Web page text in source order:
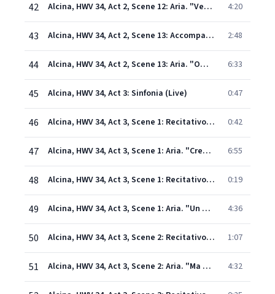
42 Alcina, HWV 34, Act 2, Scene 12: Aria. "Verdi prati, selve amene" (Ruggiero) 4:20
43 Alcina, HWV 34, Act 2, Scene 13: Accompagnato. "Ah! Ruggiero crudel" (Alcina) 2:48
44 Alcina, HWV 34, Act 2, Scene 13: Aria. "Ombre pallide" (Alcina) 6:33
45 Alcina, HWV 34, Act 3: Sinfonia (Live) 0:47
46 Alcina, HWV 34, Act 3, Scene 1: Recitativo. "Voglio amar e disamar" (Oronte, Morgana) 0:42
47 Alcina, HWV 34, Act 3, Scene 1: Aria. "Credete al mio dolore" (Morgana) 6:55
48 Alcina, HWV 34, Act 3, Scene 1: Recitativo. "M'inganna, me n'avveggo" (Oronte) 0:19
49 Alcina, HWV 34, Act 3, Scene 1: Aria. "Un momento di contento" (Oronte) 4:36
50 Alcina, HWV 34, Act 3, Scene 2: Recitativo. "Molestissimo incontro!" (Ruggiero, Alcina) 1:07
51 Alcina, HWV 34, Act 3, Scene 2: Aria. "Ma quando tornerai" (Alcina) 4:32